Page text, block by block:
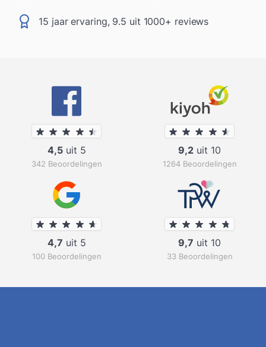
15 jaar ervaring, 9.5 uit 1000+ reviews
4,5uit 5
342 Beoordelingen
9,2 uit 10
1264 Beoordelingen
4,7 uit 5
100 Beoordelingen
9,7 uit 10
33 Beoordelingen